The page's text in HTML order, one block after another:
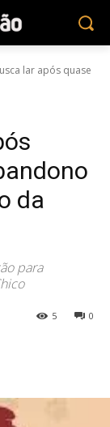
lar após quase
da
para
0
5